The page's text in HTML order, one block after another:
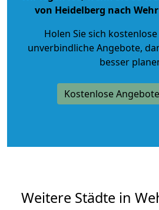
von Heidelberg nach
Holen Sie sich
unverbindliche Angebote,
besser
Kostenlose
Weitere Städte in